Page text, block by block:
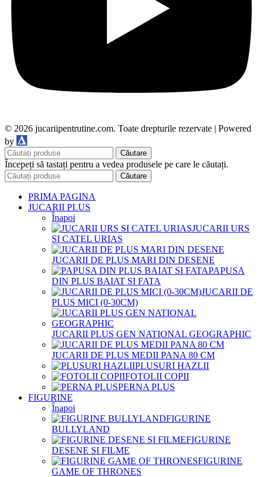
© 2026 jucariipentrutine.com. Toate drepturile rezervate | Powered
by
Căutare
Începeți să tastați pentru a vedea produsele pe care le căutați.
Căutare
PRIMA PAGINA
JUCARII PLUS
Înapoi
JUCARII URS
SI CATEL URIAS
JUCARII DE PLUS MARI DIN DESENE
PAPUSA
DIN PLUS BAIAT SI FATA
JUCARII DE
PLUS MICI (0-30CM)
JUCARII PLUS GEN NATIONAL GEOGRAPHIC
JUCARII DE PLUS MEDII PANA 80 CM
PLUSURI HAZLII
FOTOLII COPII
PERNA PLUS
FIGURINE
Înapoi
FIGURINE
BULLYLAND
FIGURINE
DESENE SI FILME
FIGURINE
GAME OF THRONES